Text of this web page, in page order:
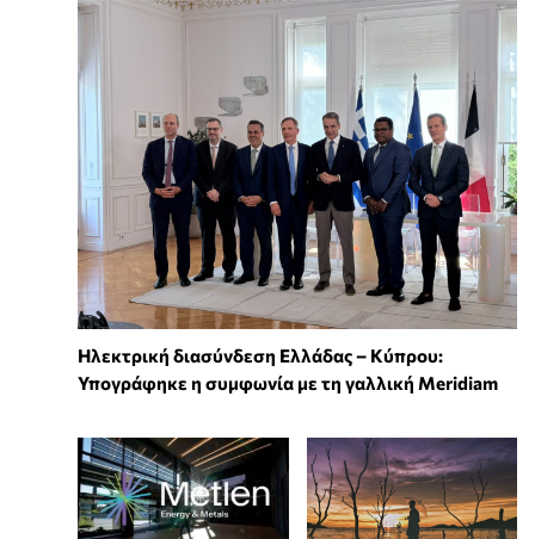
Ηλεκτρική διασύνδεση Ελλάδας – Κύπρου:
Υπογράφηκε η συμφωνία με τη γαλλική Meridiam